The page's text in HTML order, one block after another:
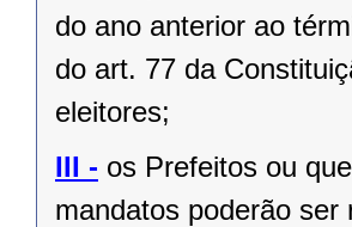
do ano anterior ao
do art. 77 da
eleitores;
III - os Prefeitos ou
mandatos poderão